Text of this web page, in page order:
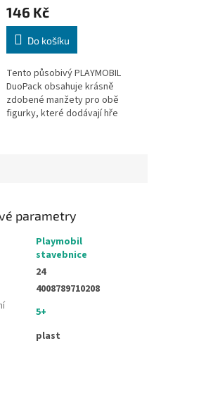
146 Kč
Do košíku
Tento působivý PLAYMOBIL
DuoPack obsahuje krásně
zdobené manžety pro obě
figurky, které dodávají hře
parametry
Playmobil
stavebnice
24
4008789710208
5+
plast